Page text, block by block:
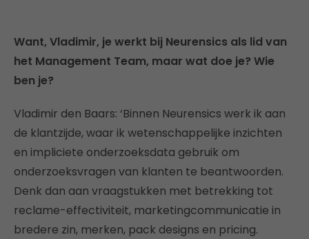
Want, Vladimir, je werkt bij Neurensics als lid van
het Management Team, maar wat doe je? Wie
ben je?
Vladimir den Baars: ‘Binnen Neurensics werk ik aan
de klantzijde, waar ik wetenschappelijke inzichten
en impliciete onderzoeksdata gebruik om
onderzoeksvragen van klanten te beantwoorden.
Denk dan aan vraagstukken met betrekking tot
reclame-effectiviteit, marketingcommunicatie in
bredere zin, merken, pack designs en pricing.